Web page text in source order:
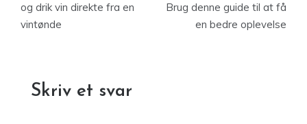
og drik vin direkte fra en
vintønde
Brug denne guide til at få
en bedre oplevelse
Skriv et svar